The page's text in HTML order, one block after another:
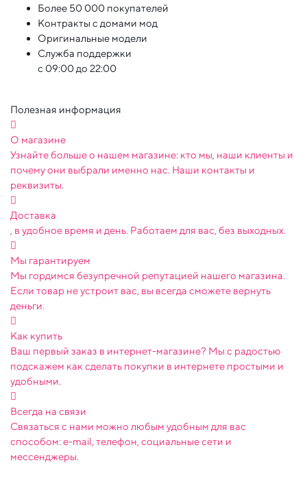
Более 50 000 покупателей
Контракты с домами мод
Оригинальные модели
Служба поддержки
с 09:00 до 22:00
Полезная информация
О магазине
Узнайте больше о нашем магазине: кто мы, наши клиенты и
почему они выбрали именно нас. Наши контакты и
реквизиты.
Доставка
, в удобное время и день. Работаем для вас, без выходных.
Мы гарантируем
Мы гордимся безупречной репутацией нашего магазина.
Если товар не устроит вас, вы всегда сможете вернуть
деньги.
Как купить
Ваш первый заказ в интернет-магазине? Мы с радостью
подскажем как сделать покупки в интернете простыми и
удобными.
Всегда на связи
Связаться с нами можно любым удобным для вас
способом: e-mail, телефон, социальные сети и
мессенджеры.